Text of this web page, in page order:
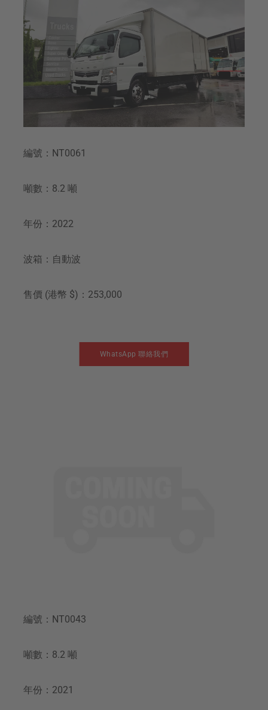
編號：NT0061
噸數：8.2 噸
年份：2022
波箱：自動波
售價 (港幣 $)：253,000
WhatsApp 聯絡我們
編號：NT0043
噸數：8.2 噸
年份：2021